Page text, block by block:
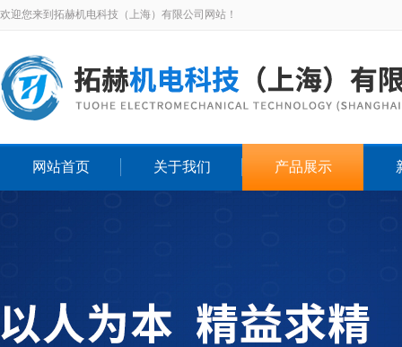
欢迎您来到拓赫机电科技（上海）有限公司网站！
网站首页 关于我们 产品展示